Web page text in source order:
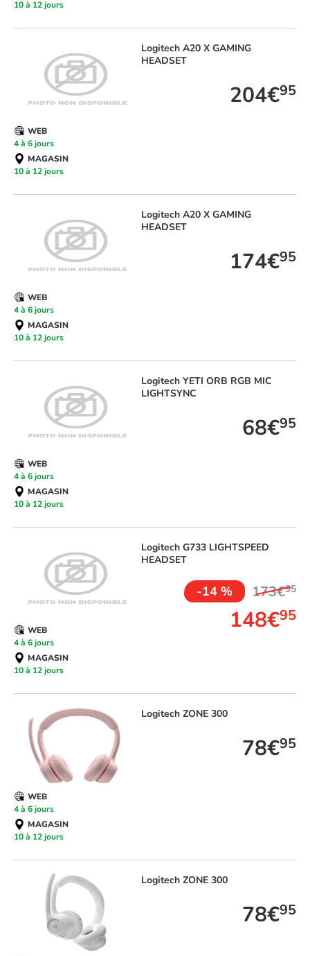
10 à 12 jours
Logitech A20 X GAMING
HEADSET
204€95
WEB
4 à 6 jours
MAGASIN
10 à 12 jours
Logitech A20 X GAMING
HEADSET
174€95
WEB
4 à 6 jours
MAGASIN
10 à 12 jours
Logitech YETI ORB RGB MIC
LIGHTSYNC
68€95
WEB
4 à 6 jours
MAGASIN
10 à 12 jours
Logitech G733 LIGHTSPEED
HEADSET
-14 % 173€95
148€95
WEB
4 à 6 jours
MAGASIN
10 à 12 jours
Logitech ZONE 300
78€95
WEB
4 à 6 jours
MAGASIN
10 à 12 jours
Logitech ZONE 300
78€95